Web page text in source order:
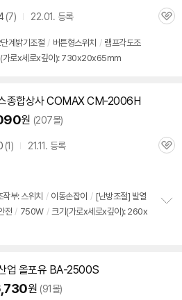
(상
리
뷰
7) 22.01. 등록
관
계밝기조절 / 버튼형스위치 / 램프각도조
가로x세로x깊이): 730x20x65mm
종합상사 COMAX CM-2006H
원 (207몰)
(상
뷰
1) 21.11. 등록
관
작부:스위치 / 이동손잡이 / [난방조절] 발열
전 / 750W / 크기(가로x세로x깊이): 260x
업 올포유 BA-2500S
원 (91몰)